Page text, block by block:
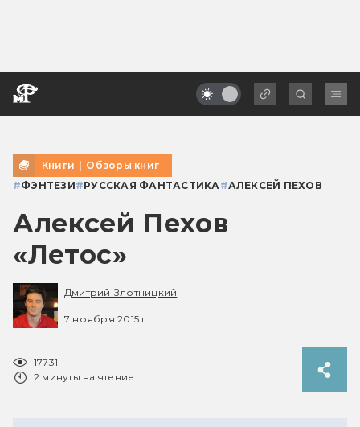
Книги | Обзоры книг
#ФЭНТЕЗИ#РУССКАЯ ФАНТАСТИКА #АЛЕКСЕЙ ПЕХОВ
Алексей Пехов
«Летос»
Дмитрий Злотницкий
7 ноября 2015 г.
17731
2 минуты на чтение